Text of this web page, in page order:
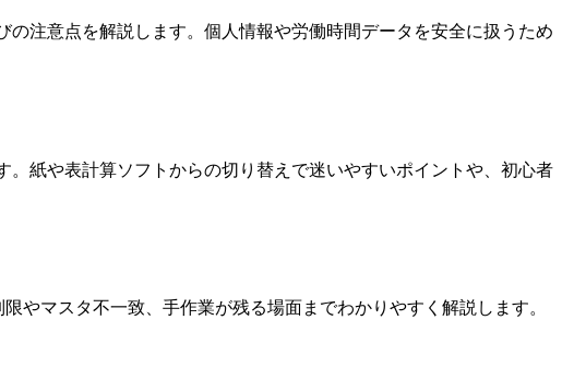
注意点を解説します。個人情報や労働時間データを安全に扱うため
紙や表計算ソフトからの切り替えで迷いやすいポイントや、初心者
やマスタ不一致、手作業が残る場面までわかりやすく解説します。